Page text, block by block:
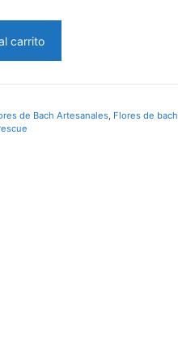
carrito
de Bach Artesanales, Flores de bach